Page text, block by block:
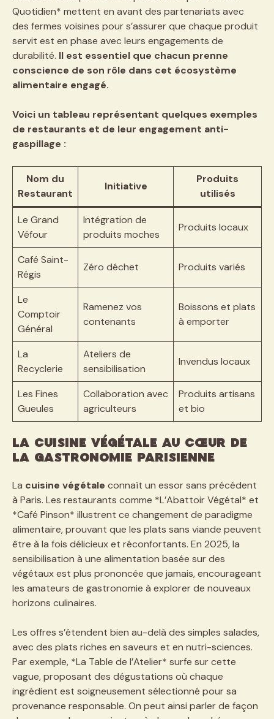
Quotidien* mettent en avant des partenariats avec
des fermes voisines pour s’assurer que chaque produit
servit est en phase avec leurs engagements de
durabilité. Il est essentiel que chacun prenne
conscience de son rôle dans cet écosystème
alimentaire engagé.
Voici un tableau représentant quelques exemples
de restaurants et de leur engagement anti-
gaspillage :
Nom du
Restaurant
Initiative
Produits
utilisés
Le Grand
Véfour
Intégration de
produits moches
Produits locaux
Café Saint-
Régis
Zéro déchet Produits variés
Le
Comptoir
Général
Ramenez vos
contenants
Boissons et plats
à emporter
La
Recyclerie
Ateliers de
sensibilisation
Invendus locaux
Les Fines
Gueules
Collaboration avec
agriculteurs
Produits artisans
et bio
La cuisine végétale au cœur de
la gastronomie parisienne
La cuisine végétale connaît un essor sans précédent
à Paris. Les restaurants comme *L’Abattoir Végétal* et
*Café Pinson* illustrent ce changement de paradigme
alimentaire, prouvant que les plats sans viande peuvent
être à la fois délicieux et réconfortants. En 2025, la
sensibilisation à une alimentation basée sur des
végétaux est plus prononcée que jamais, encourageant
les amateurs de gastronomie à explorer de nouveaux
horizons culinaires.
Les offres s’étendent bien au-delà des simples salades,
avec des plats riches en saveurs et en nutri-sciences.
Par exemple, *La Table de l’Atelier* surfe sur cette
vague, proposant des dégustations où chaque
ingrédient est soigneusement sélectionné pour sa
provenance responsable. On peut ainsi parler de façon